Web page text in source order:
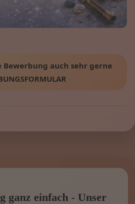
Bewerbung auch sehr gerne
ganz einfach - Unser